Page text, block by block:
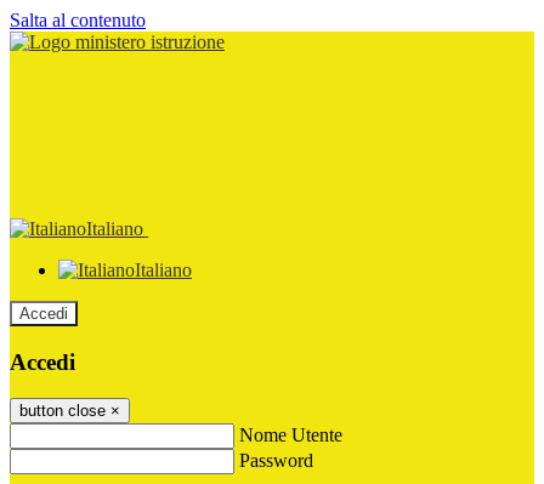
Salta al contenuto
Italiano
Italiano
Accedi
Accedi
button close ×
Nome Utente
Password